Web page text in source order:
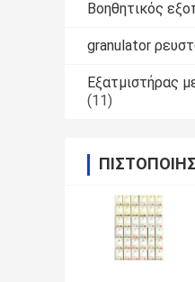
Βοηθητικός
granulator
Εξατμιστήρας
(11)